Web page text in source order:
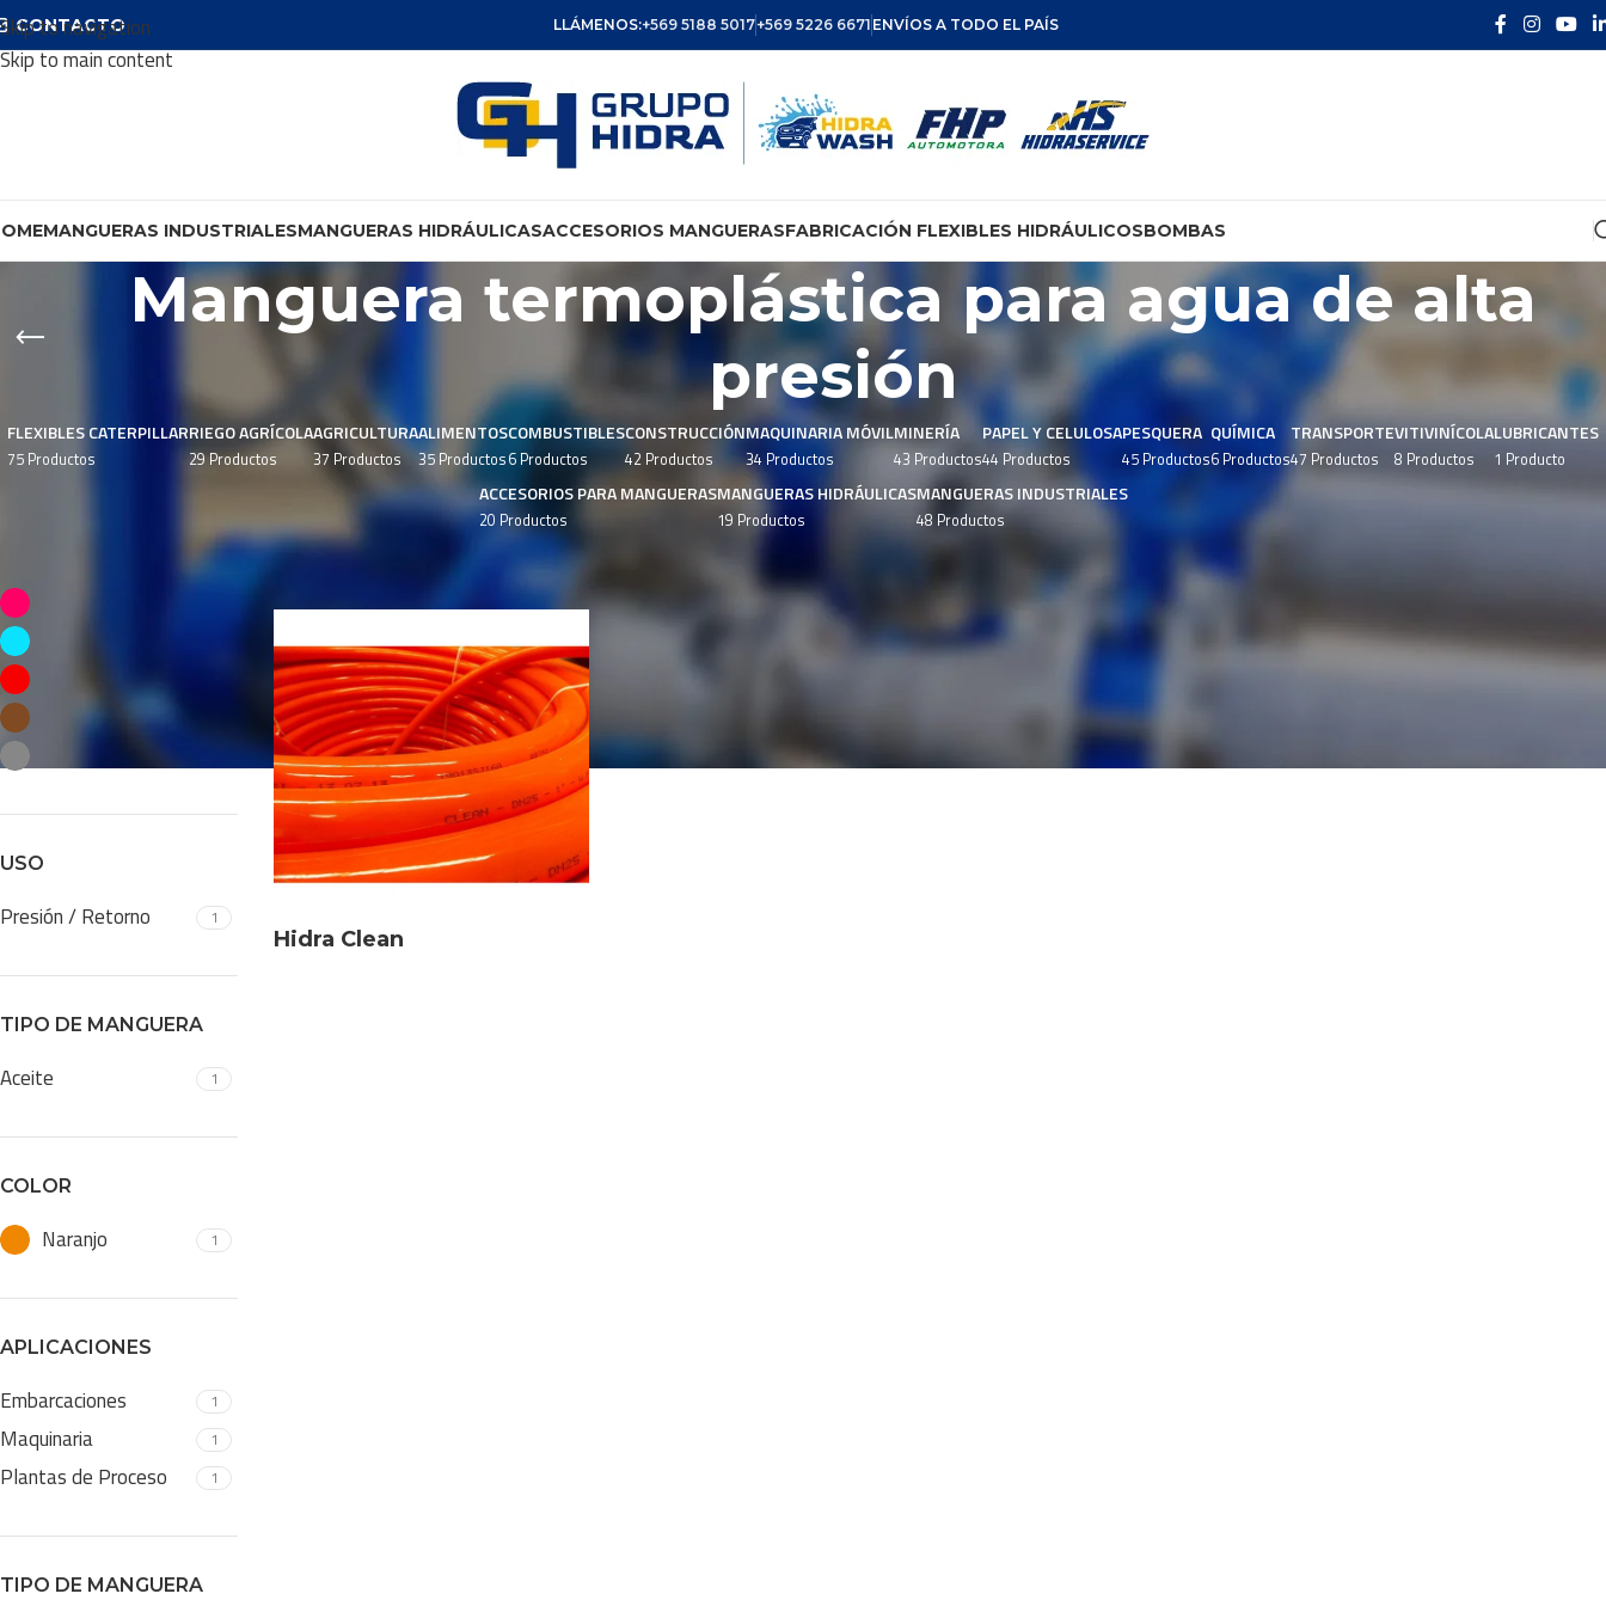
Skip to navigation
Skip to main content
CONTACTO LLÁMENOS:+569 5188 5017+569 5226 6671 ENVÍOS A TODO EL PAÍS
MANGUERAS INDUSTRIALESMANGUERAS HIDRÁULICASACCESORIOS MANGUERASFABRICACIÓN FLEXIBLES HIDRÁULICOSBOMBAS
Manguera termoplástica para agua de alta
presión
FLEXIBLES CATERPILLAR
75 Productos
RIEGO AGRÍCOLA
29 Productos
AGRICULTURA
37 Productos
ALIMENTOS
35 Productos
COMBUSTIBLES
6 Productos
CONSTRUCCIÓN
42 Productos
MAQUINARIA MÓVIL
34 Productos
MINERÍA
43 Productos
PAPEL Y CELULOSA
44 Productos
PESQUERA
45 Productos
QUÍMICA
6 Productos
TRANSPORTE
47 Productos
VITIVINÍCOLA
8 Productos
LUBRICANTES
1 Producto
ACCESORIOS PARA MANGUERAS
20 Productos
MANGUERAS HIDRÁULICAS
19 Productos
MANGUERAS INDUSTRIALES
48 Productos
Papel y Celulosa
Maquinaria Móvil
USO
Presión / Retorno 1
TIPO DE MANGUERA
Aceite 1
COLOR
Naranjo 1
APLICACIONES
Embarcaciones 1
Maquinaria 1
Plantas de Proceso 1
TIPO DE MANGUERA
Inicio/Productos Productos etiquetados “Manguera termoplástica para agua de alta presión” Mostrar
Hidra Clean